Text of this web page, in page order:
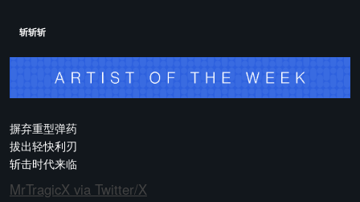
斩斩斩
摒弃重型弹药
拔出轻快利刃
斩击时代来临
MrTragicX via Twitter/X